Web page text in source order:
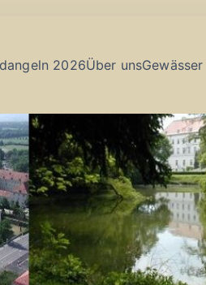
2026Über unsGewässer